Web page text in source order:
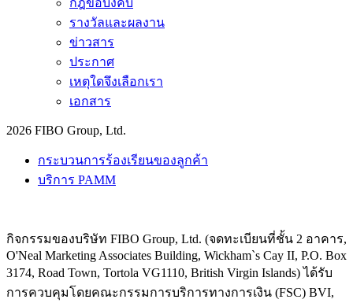
รางวัลและผลงาน
ข่าวสาร
ประกาศ
เหตุใดจึงเลือกเรา
เอกสาร
2026 FIBO Group, Ltd.
กระบวนการร้องเรียนของลูกค้า
บริการ PAMM
กิจกรรมของบริษัท FIBO Group, Ltd. (จดทะเบียนที่ชั้น 2 อาคาร,
O'Neal Marketing Associates Building, Wickham`s Cay II, P.O. Box
3174, Road Town, Tortola VG1110, British Virgin Islands) ได้รับ
การควบคุมโดยคณะกรรมการบริการทางการเงิน (FSC) BVI,